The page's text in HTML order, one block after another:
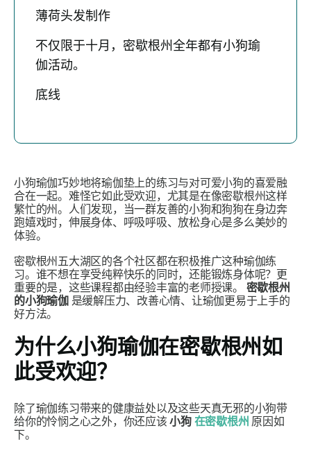
薄荷头发制作
不仅限于十月，密歇根州全年都有小狗瑜
伽活动。
底线
小狗瑜伽巧妙地将瑜伽垫上的练习与对可爱小狗的喜爱融
合在一起。难怪它如此受欢迎，尤其是在像密歇根州这样
繁忙的州。人们发现，当一群友善的小狗和狗狗在身边奔
跑嬉戏时，伸展身体、呼吸呼吸、放松身心是多么美妙的
体验。
密歇根州五大湖区的各个社区都在积极推广这种瑜伽练
习。谁不想在享受纯粹快乐的同时，还能锻炼身体呢？更
重要的是，这些课程都由经验丰富的老师授课。 密歇根州
的小狗瑜伽是缓解压力、改善心情、让瑜伽更易于上手的
好方法。
为什么小狗瑜伽在密歇根州如
此受欢迎？
除了瑜伽练习带来的健康益处以及这些天真无邪的小狗带
给你的怜悯之心之外，你还应该 小狗 在密歇根州 原因如
下。